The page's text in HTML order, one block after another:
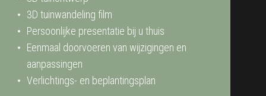
3D tuinwandeling film
Persoonlijke presentatie bij u thuis
Eenmaal doorvoeren van wijzigingen en
aanpassingen
Verlichtings- en beplantingsplan